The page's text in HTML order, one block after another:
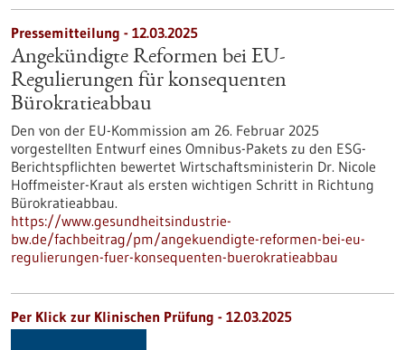
Pressemitteilung - 12.03.2025
Angekündigte Reformen bei EU-
Regulierungen für konsequenten
Bürokratieabbau
Den von der EU-Kommission am 26. Februar 2025
vorgestellten Entwurf eines Omnibus-Pakets zu den ESG-
Berichtspflichten bewertet Wirtschaftsministerin Dr. Nicole
Hoffmeister-Kraut als ersten wichtigen Schritt in Richtung
Bürokratieabbau.
https://www.gesundheitsindustrie-
bw.de/fachbeitrag/pm/angekuendigte-reformen-bei-eu-
regulierungen-fuer-konsequenten-buerokratieabbau
Per Klick zur Klinischen Prüfung - 12.03.2025